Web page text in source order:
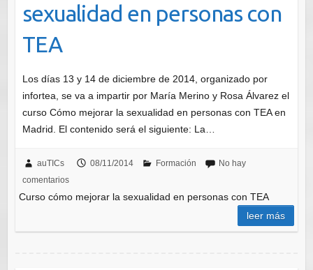
sexualidad en personas con
TEA
Los días 13 y 14 de diciembre de 2014, organizado por
infortea, se va a impartir por María Merino y Rosa Álvarez el
curso Cómo mejorar la sexualidad en personas con TEA en
Madrid. El contenido será el siguiente: La…
auTICs 08/11/2014 Formación
No hay
comentarios
Curso cómo mejorar la sexualidad en personas con TEA
leer más